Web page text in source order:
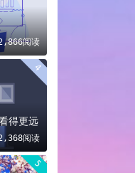
阅读
4
得更远
阅读
5